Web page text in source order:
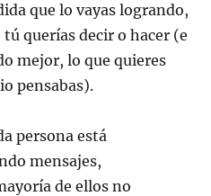
que lo vayas logrando,
querías decir o hacer (e
mejor, lo que quieres
pensabas).
persona está
mensajes,
de ellos no